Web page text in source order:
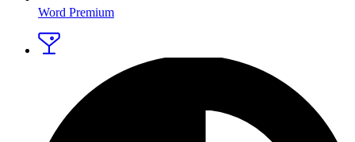
Word Premium